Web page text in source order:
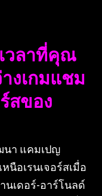
วลาที่คุณ
งเกมแชม
สของ
นา แคมเปญ
นือเรนเจอร์สเมื่อ
นเดอร์-อาร์โนลด์